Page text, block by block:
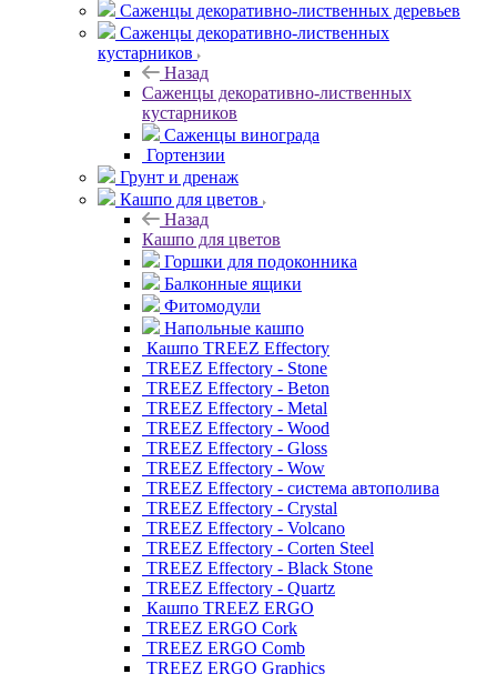
Саженцы декоративно-лиственных деревьев
Саженцы декоративно-лиственных
кустарников
Назад
Саженцы декоративно-лиственных
кустарников
Саженцы винограда
Гортензии
Грунт и дренаж
Кашпо для цветов
Назад
Кашпо для цветов
Горшки для подоконника
Балконные ящики
Фитомодули
Напольные кашпо
Кашпо TREEZ Effectory
TREEZ Effectory - Stone
TREEZ Effectory - Beton
TREEZ Effectory - Metal
TREEZ Effectory - Wood
TREEZ Effectory - Gloss
TREEZ Effectory - Wow
TREEZ Effectory - система автополива
TREEZ Effectory - Crystal
TREEZ Effectory - Volcano
TREEZ Effectory - Corten Steel
TREEZ Effectory - Black Stone
TREEZ Effectory - Quartz
Кашпо TREEZ ERGO
TREEZ ERGO Cork
TREEZ ERGO Comb
TREEZ ERGO Graphics